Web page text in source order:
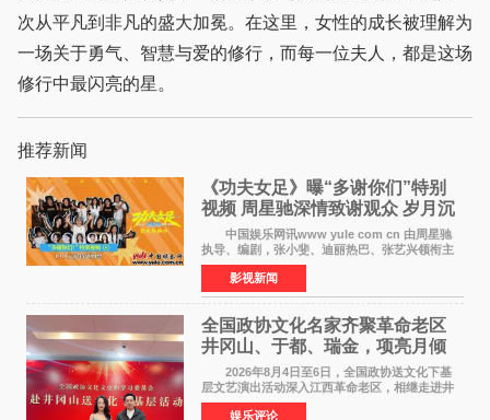
次从平凡到非凡的盛大加冕。在这里，女性的成长被理解为
一场关于勇气、智慧与爱的修行，而每一位夫人，都是这场
修行中最闪亮的星。
推荐新闻
《功夫女足》曝“多谢你们”特别
视频 周星驰深情致谢观众 岁月沉
淀不灭初心
中国娱乐网讯www yule com cn 由周星驰
执导、编剧，张小斐、迪丽热巴、张艺兴领衔主
演，刘嘉玲、佐藤健特别出演，艾米、雪野、蔡
思贝、胡予安、倪好特别介绍的喜剧电影《功夫
女足》释出多谢你
影视新闻
全国政协文化名家齐聚革命老区
井冈山、于都、瑞金，项亮月倾
情献唱《桃花谣》致敬红色沃土
2026年8月4日至6日，全国政协送文化下基
层文艺演出活动深入江西革命老区，相继走进井
冈山、于都长征出发地、瑞金三地。由全国政协
文化文史和学习委员会副主任、甘肃省政协原主
娱乐评论